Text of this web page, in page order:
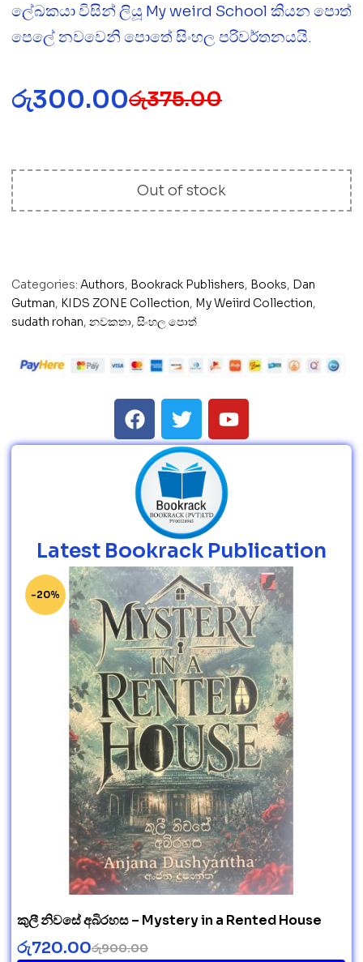
ලේඛකයා විසින් ලියූ My weird School කියන පොත්
පෙලේ නවවෙනි පොතේ සිංහල පරිවර්තනයයි.
රු375.00
රු300.00
Out of stock
Categories: Authors, Bookrack Publishers, Books, Dan
Gutman, KIDS ZONE Collection, My Weiird Collection,
sudath rohan, නවකතා, සිංහල පොත්
Latest Bookrack Publication
-20%
කුලී නිවසේ අබිරහස – Mystery in a Rented House
රු900.00
රු720.00